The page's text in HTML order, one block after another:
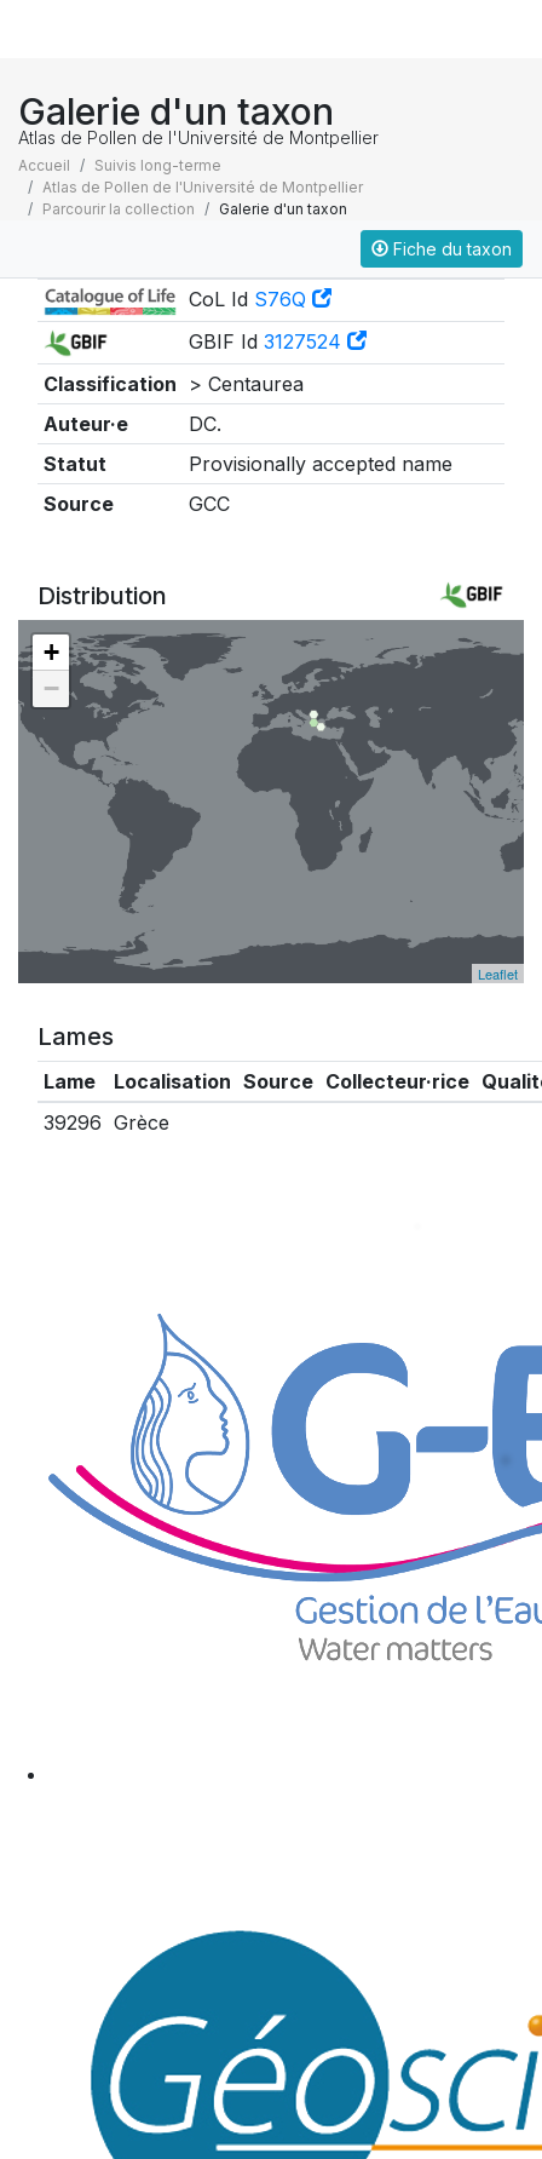
Galerie d'un taxon
Atlas de Pollen de l'Université de Montpellier
Accueil
Suivis long-terme
Atlas de Pollen de l'Université de Montpellier
Parcourir la collection
Galerie d'un taxon
Fiche du taxon
CoL Id S76Q
GBIF Id 3127524
Classification
> Centaurea
Auteur·e
DC.
Statut
Provisionally accepted name
Source
GCC
Distribution
+
−
Leaflet
Lames
Lame Localisation Source Collecteur·rice
39296 Grèce